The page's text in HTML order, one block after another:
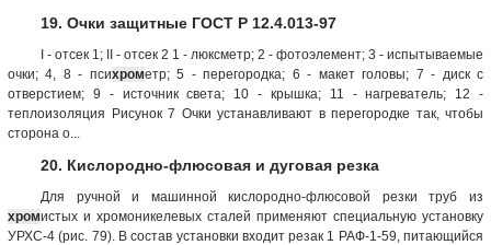
19. Очки защитные ГОСТ Р 12.4.013-97
I - отсек 1; II - отсек 2 1 - люксметр; 2 - фотоэлемент; 3 - испытываемые
очки; 4, 8 - психрометр; 5 - перегородка; 6 - макет головы; 7 - диск с
отверстием; 9 - источник света; 10 - крышка; 11 - нагреватель; 12 -
теплоизоляция Рисунок 7 Очки устанавливают в перегородке так, чтобы
сторона о...
20. Кислородно-флюсовая и дуговая резка
Для ручной и машинной кислородно-флюсовой резки труб из
хромистых и хромоникелевых сталей применяют специальную установку
УРХС-4 (рис. 79). В состав установки входит резак 1 РАФ-1-59, питающийся